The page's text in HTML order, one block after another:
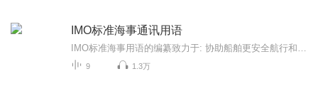
IMO标准海事通讯用语
9 1.3万